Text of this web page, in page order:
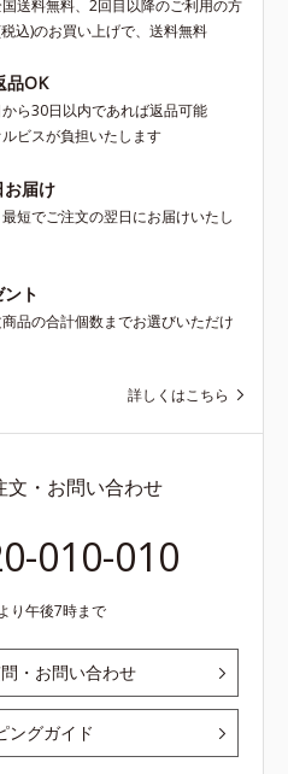
送料無料、2回目以降のご利用の方
込)のお買い上げで、送料無料
品OK
ら30日以内であれば返品可能
ビスが負担いたします
お届け
短でご注文の翌日にお届けいたし
ト
品の合計個数までお選びいただけ
詳しくはこちら
文・お問い合わせ
010-010
り午後7時まで
・お問い合わせ
ングガイド